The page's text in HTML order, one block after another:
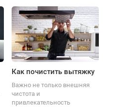
Как почистить вытяжку
Важно не только внешняя
чистота и
привлекательность